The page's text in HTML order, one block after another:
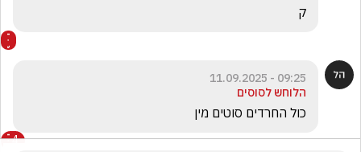
ק
09:25 - 11.09.2025
הלוחש לסוסים
כול החרדים סוטים מין
4